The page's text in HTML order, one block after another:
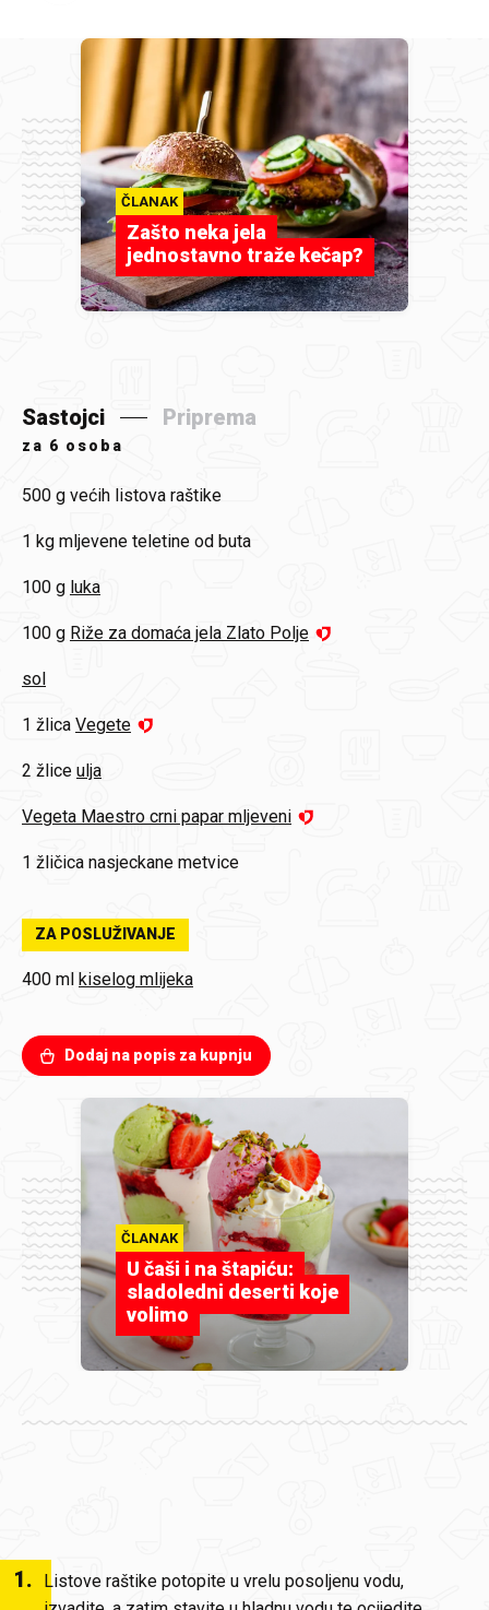
ČLANAK
Zašto neka jela
jednostavno traže kečap?
Sastojci Priprema
za 6 osoba
500 g većih listova raštike
1 kg mljevene teletine od buta
100 g luka
100 g Riže za domaća jela Zlato Polje
sol
1 žlica Vegete
2 žlice ulja
Vegeta Maestro crni papar mljeveni
1 žličica nasjeckane metvice
ZA POSLUŽIVANJE
400 ml kiselog mlijeka
Dodaj na popis za kupnju
ČLANAK
U čaši i na štapiću:
sladoledni deserti koje
volimo
1.
Listove raštike potopite u vrelu posoljenu vodu,